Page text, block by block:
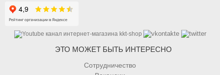
ЭТО МОЖЕТ БЫТЬ ИНТЕРЕСНО
Сотрудничество